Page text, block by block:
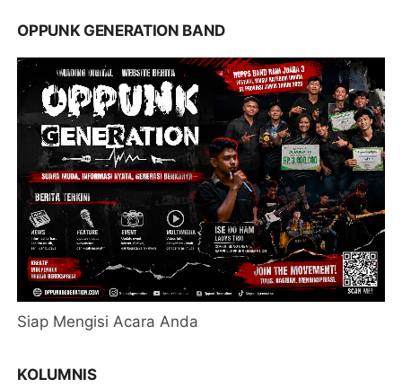
OPPUNK GENERATION BAND
Siap Mengisi Acara Anda
KOLUMNIS